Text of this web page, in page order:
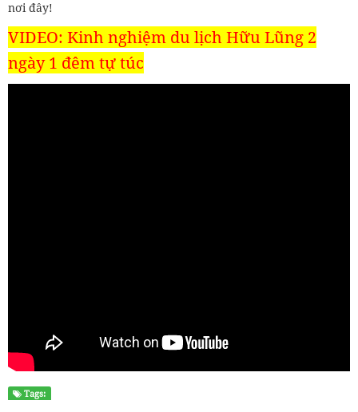
nơi đây!
VIDEO: Kinh nghiệm du lịch Hữu Lũng 2
ngày 1 đêm tự túc
Tags: